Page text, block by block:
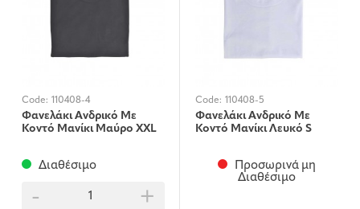
Code: 110408-4
Φανελάκι Ανδρικό Με
Κοντό Μανίκι Μαύρο XXL
Διαθέσιμο
- +
Code: 110408-5
Φανελάκι Ανδρικό Με
Κοντό Μανίκι Λευκό S
Προσωρινά μη
Διαθέσιμο